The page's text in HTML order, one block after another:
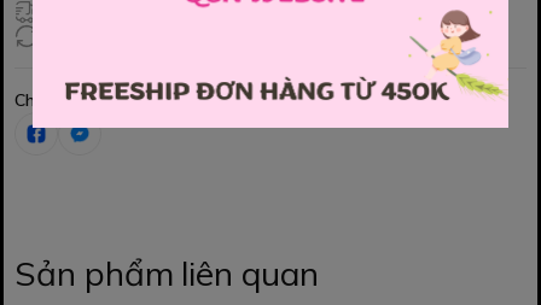
Giao hàng toàn quốc
Chia sẻ
Sản phẩm liên quan